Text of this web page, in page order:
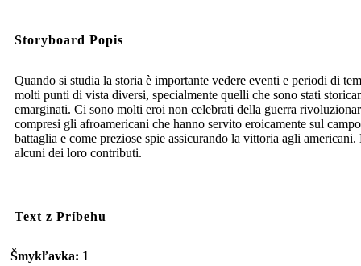
Storyboard Popis
Quando si studia la storia è importante vedere eventi e periodi di
molti punti di vista diversi, specialmente quelli che sono stati
emarginati. Ci sono molti eroi non celebrati della guerra
compresi gli afroamericani che hanno servito eroicamente sul
battaglia e come preziose spie assicurando la vittoria agli americani.
alcuni dei loro contributi.
Text z Príbehu
Šmykľavka: 1